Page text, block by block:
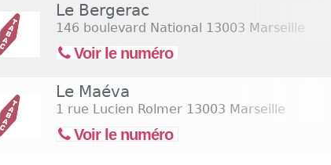
Le Bergerac
146 boulevard National 13003 Marseille
Voir le numéro
Le Maéva
1 rue Lucien Rolmer 13003 Marseille
Voir le numéro